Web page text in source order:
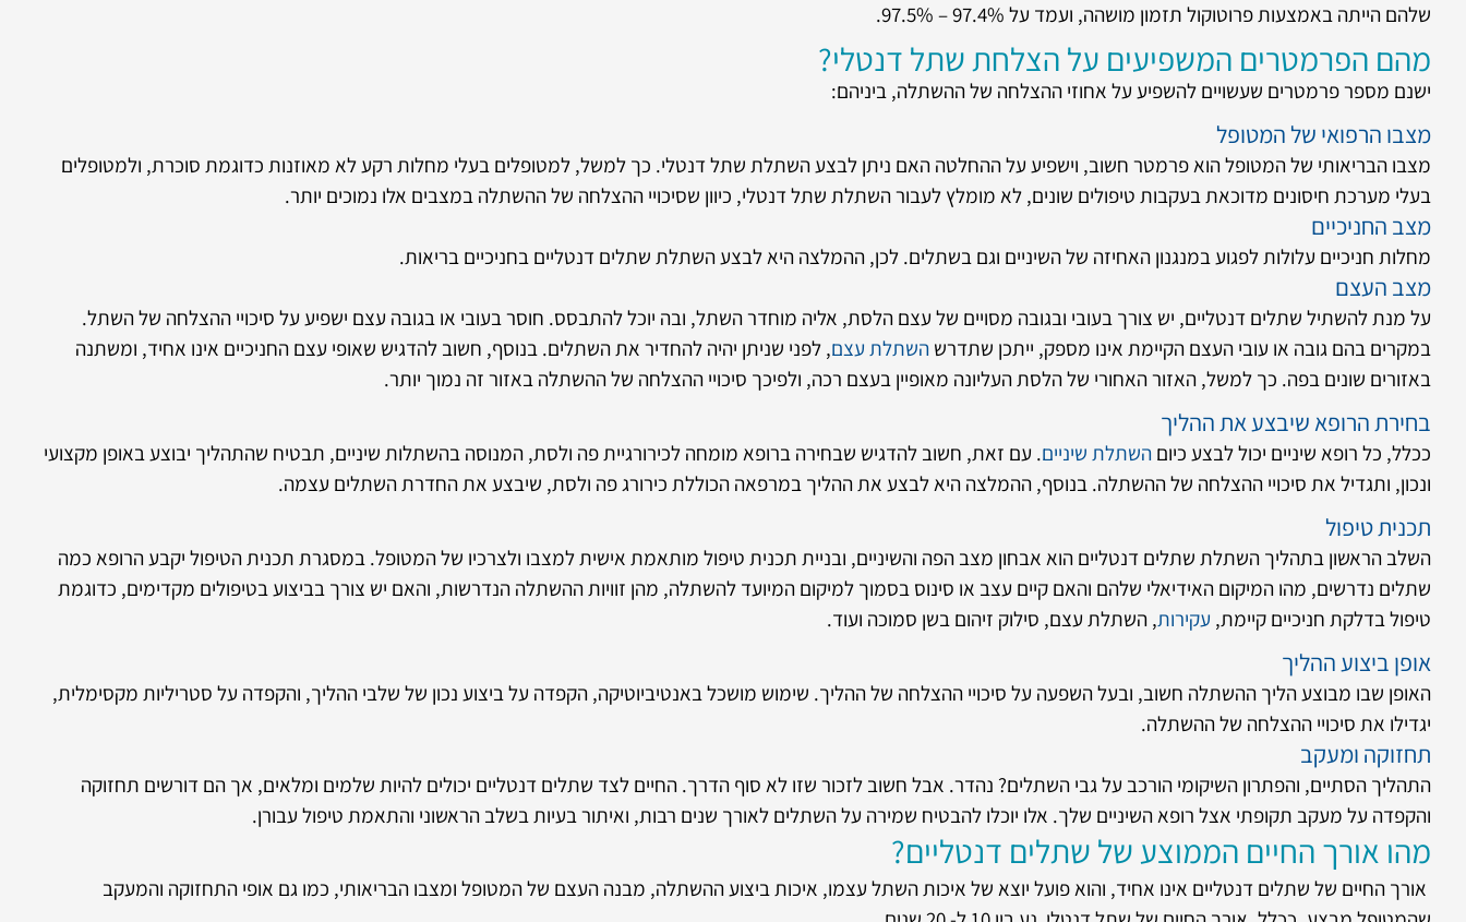
שלהם הייתה באמצעות פרוטוקול תזמון מושהה, ועמד על 97.4% – 97.5%.
מהם הפרמטרים המשפיעים על הצלחת שתל דנטלי?
ישנם מספר פרמטרים שעשויים להשפיע על אחוזי ההצלחה של ההשתלה, ביניהם:
מצבו הרפואי של המטופל
מצבו הבריאותי של המטופל הוא פרמטר חשוב, וישפיע על ההחלטה האם ניתן לבצע השתלת שתל דנטלי. כך למשל, למטופלים בעלי מחלות רקע לא מאוזנות כדוגמת סוכרת, ולמטופלים
בעלי מערכת חיסונים מדוכאת בעקבות טיפולים שונים, לא מומלץ לעבור השתלת שתל דנטלי, כיוון שסיכויי ההצלחה של ההשתלה במצבים אלו נמוכים יותר.
מצב החניכיים
מחלות חניכיים עלולות לפגוע במנגנון האחיזה של השיניים וגם בשתלים. לכן, ההמלצה היא לבצע השתלת שתלים דנטליים בחניכיים בריאות.
מצב העצם
על מנת להשתיל שתלים דנטליים, יש צורך בעובי ובגובה מסויים של עצם הלסת, אליה מוחדר השתל, ובה יוכל להתבסס. חוסר בעובי או בגובה עצם ישפיע על סיכויי ההצלחה של השתל.
במקרים בהם גובה או עובי העצם הקיימת אינו מספק, ייתכן שתדרש השתלת עצם, לפני שניתן יהיה להחדיר את השתלים. בנוסף, חשוב להדגיש שאופי עצם החניכיים אינו אחיד, ומשתנה
באזורים שונים בפה. כך למשל, האזור האחורי של הלסת העליונה מאופיין בעצם רכה, ולפיכך סיכויי ההצלחה של ההשתלה באזור זה נמוך יותר.
בחירת הרופא שיבצע את ההליך
ככלל, כל רופא שיניים יכול לבצע כיום השתלת שיניים. עם זאת, חשוב להדגיש שבחירה ברופא מומחה לכירורגיית פה ולסת, המנוסה בהשתלות שיניים, תבטיח שהתהליך יבוצע באופן מקצועי
ונכון, ותגדיל את סיכויי ההצלחה של ההשתלה. בנוסף, ההמלצה היא לבצע את ההליך במרפאה הכוללת כירורג פה ולסת, שיבצע את החדרת השתלים עצמה.
תכנית טיפול
השלב הראשון בתהליך השתלת שתלים דנטליים הוא אבחון מצב הפה והשיניים, ובניית תכנית טיפול מותאמת אישית למצבו ולצרכיו של המטופל. במסגרת תכנית הטיפול יקבע הרופא כמה
שתלים נדרשים, מהו המיקום האידיאלי שלהם והאם קיים עצב או סינוס בסמוך למיקום המיועד להשתלה, מהן זוויות ההשתלה הנדרשות, והאם יש צורך בביצוע בטיפולים מקדימים, כדוגמת
טיפול בדלקת חניכיים קיימת, עקירות, השתלת עצם, סילוק זיהום בשן סמוכה ועוד.
אופן ביצוע ההליך
האופן שבו מבוצע הליך ההשתלה חשוב, ובעל השפעה על סיכויי ההצלחה של ההליך. שימוש מושכל באנטיביוטיקה, הקפדה על ביצוע נכון של שלבי ההליך, והקפדה על סטריליות מקסימלית,
יגדילו את סיכויי ההצלחה של ההשתלה.
תחזוקה ומעקב
התהליך הסתיים, והפתרון השיקומי הורכב על גבי השתלים? נהדר. אבל חשוב לזכור שזו לא סוף הדרך. החיים לצד שתלים דנטליים יכולים להיות שלמים ומלאים, אך הם דורשים תחזוקה
והקפדה על מעקב תקופתי אצל רופא השיניים שלך. אלו יוכלו להבטיח שמירה על השתלים לאורך שנים רבות, ואיתור בעיות בשלב הראשוני והתאמת טיפול עבורן.
מהו אורך החיים הממוצע של שתלים דנטליים?
אורך החיים של שתלים דנטליים אינו אחיד, והוא פועל יוצא של איכות השתל עצמו, איכות ביצוע ההשתלה, מבנה העצם של המטופל ומצבו הבריאותי, כמו גם אופי התחזוקה והמעקב